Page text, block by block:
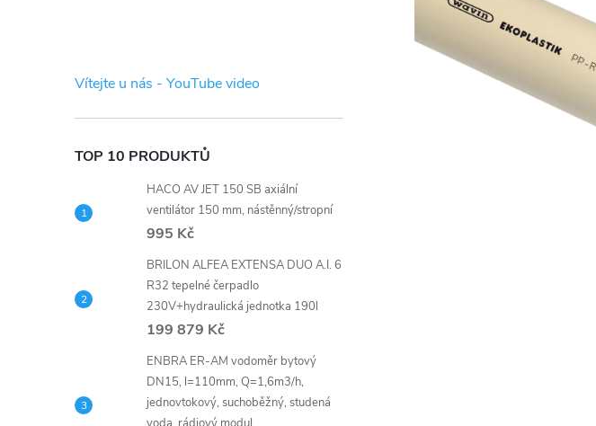
t
r
a
n
í
a
Vítejte u nás - YouTube video
TOP 10 PRODUKTŮ
HACO AV JET 150 SB axiální
ventilátor 150 mm, nástěnný/stropní
995 Kč
BRILON ALFEA EXTENSA DUO A.I. 6
R32 tepelné čerpadlo
230V+hydraulická jednotka 190l
199 879 Kč
ENBRA ER-AM vodoměr bytový
DN15, l=110mm, Q=1,6m3/h,
jednovtokový, suchoběžný, studená